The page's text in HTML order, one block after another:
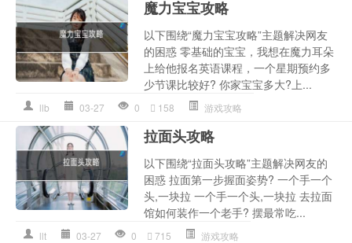
魔力宝宝攻略
以下围绕“魔力宝宝攻略”主题解决网友
的困惑 零基础的宝宝，我想在魔力耳朵
上给他报名英语课程，一个星期预约多
少节课比较好? 你家宝宝多大?上...
llb 03-27 0 158 游戏攻略
拉面头攻略
以下围绕“拉面头攻略”主题解决网友的
困惑 拉面第一步握面姿势? 一个手一个
头,一块拉 一个手一个头,一块拉 去拉面
馆如何装作一个老手? 摆最常吃...
llt 03-27 0 715 游戏攻略